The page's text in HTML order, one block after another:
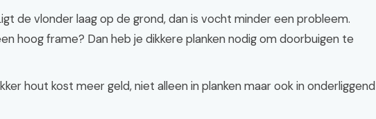
de vlonder laag op de grond, dan is vocht minder een probleem.
hoog frame? Dan heb je dikkere planken nodig om doorbuigen te
hout kost meer geld, niet alleen in planken maar ook in onderliggend